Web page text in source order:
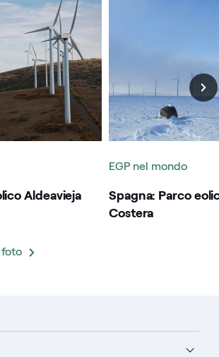
Aldeavieja
EGP nel mondo
Spagna: Parco
Costera